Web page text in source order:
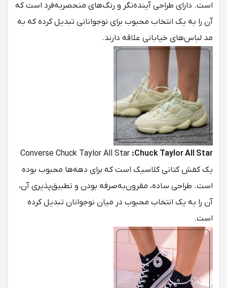
است. دارای طراحی آینده‌نگر و رنگ‌های منحصربه‌فرد است که
آن را به یک انتخاب محبوب برای نوجوانانی تبدیل کرده که به
مد لباس‌های خیابانی علاقه دارند.
Converse Chuck Taylor All Star :Chuck Taylor All Star
یک کفش کتانی کلاسیک است که برای دهه‌ها محبوب بوده
است. طراحی ساده، مقرون‌به‌صرفه بودن و تطبیق‌پذیری آن،
آن را به یک انتخاب محبوب در میان نوجوانان تبدیل کرده
است.